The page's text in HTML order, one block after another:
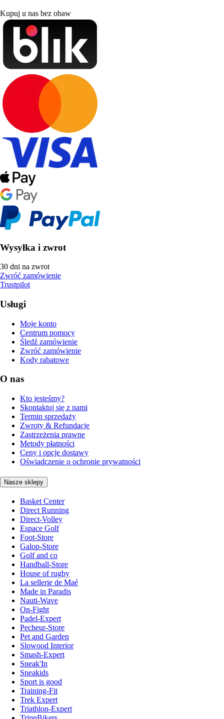
Kupuj u nas bez obaw
Wysyłka i zwrot
30 dni na zwrot
Zwróć zamówienie
Trustpilot
Usługi
Moje konto
Centrum pomocy
Śledź zamówienie
Zwróć zamówienie
Kody rabatowe
O nas
Kto jesteśmy?
Skontaktuj się z nami
Termin sprzedaży
Zwroty & Refundacje
Zastrzeżenia prawne
Metody płatności
Ceny i opcje dostawy
Oświadczenie o ochronie prywatności
Nasze sklepy
Basket Center
Direct Running
Direct-Volley
Espace Golf
Foot-Store
Galop-Store
Golf and co
Handball-Store
House of rugby
La sellerie de Maé
Made in Paradis
Nauti-Wave
On-Fight
Padel-Expert
Pecheur-Store
Pet and Garden
Slowood Interior
Smash-Expert
Sneak'In
Sneakids
Sport is good
Training-Fit
Trek Expert
Triathlon-Expert